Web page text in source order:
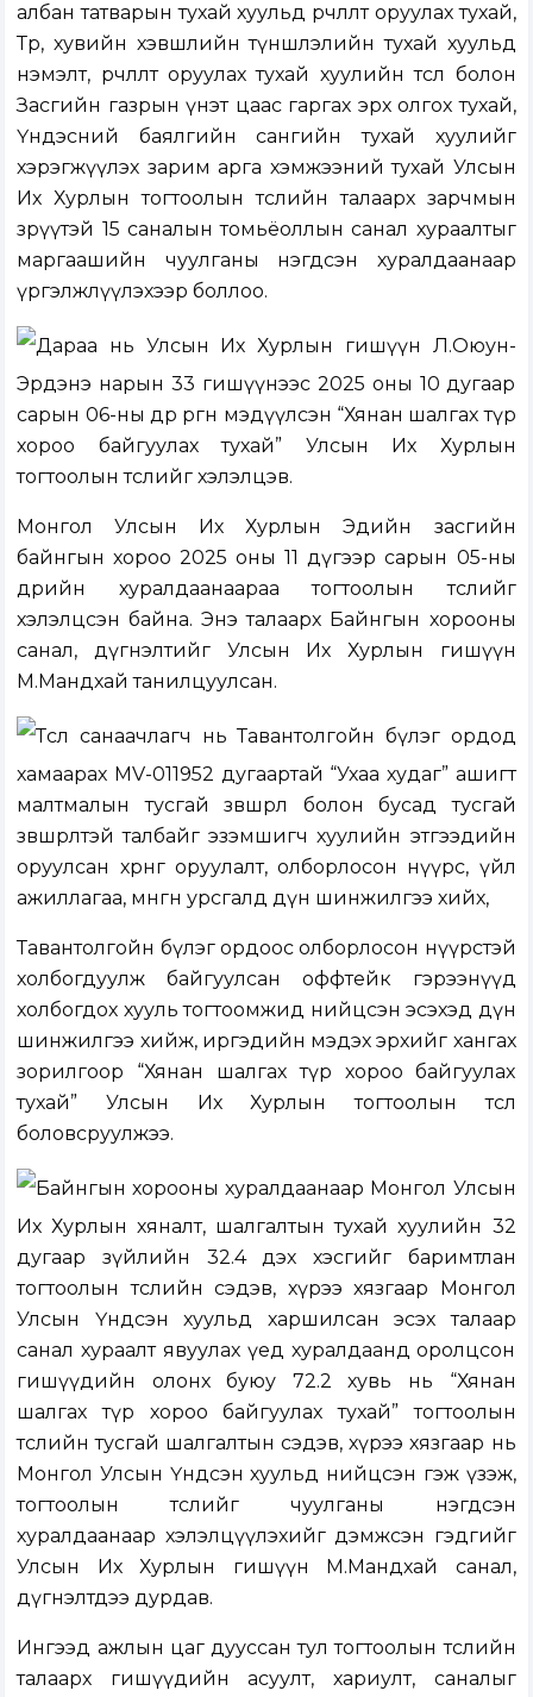
албан татварын тухай хуульд өөрчлөлт оруулах тухай,
Төр, хувийн хэвшлийн түншлэлийн тухай хуульд
нэмэлт, өөрчлөлт оруулах тухай хуулийн төсөл болон
Засгийн газрын үнэт цаас гаргах эрх олгох тухай,
Үндэсний баялгийн сангийн тухай хуулийг
хэрэгжүүлэх зарим арга хэмжээний тухай Улсын
Их Хурлын тогтоолын төслийн талаарх зарчмын
зөрүүтэй 15 саналын томьёоллын санал хураалтыг
маргаашийн чуулганы нэгдсэн хуралдаанаар
үргэлжлүүлэхээр боллоо.
Дараа нь Улсын Их Хурлын гишүүн Л.Оюун-
Эрдэнэ нарын 33 гишүүнээс 2025 оны 10 дугаар
сарын 06-ны өдөр өргөн мэдүүлсэн “Хянан шалгах түр
хороо байгуулах тухай” Улсын Их Хурлын
тогтоолын төслийг хэлэлцэв.
Монгол Улсын Их Хурлын Эдийн засгийн
байнгын хороо 2025 оны 11 дүгээр сарын 05-ны
өдрийн хуралдаанаараа тогтоолын төслийг
хэлэлцсэн байна. Энэ талаарх Байнгын хорооны
санал, дүгнэлтийг Улсын Их Хурлын гишүүн
М.Мандхай танилцуулсан.
Төсөл санаачлагч нь Тавантолгойн бүлэг ордод
хамаарах MV-011952 дугаартай “Ухаа худаг” ашигт
малтмалын тусгай зөвшөөрөл болон бусад тусгай
зөвшөөрөлтэй талбайг эзэмшигч хуулийн этгээдийн
оруулсан хөрөнгө оруулалт, олборлосон нүүрс, үйл
ажиллагаа, мөнгөн урсгалд дүн шинжилгээ хийх,
Тавантолгойн бүлэг ордоос олборлосон нүүрстэй
холбогдуулж байгуулсан оффтейк гэрээнүүд
холбогдох хууль тогтоомжид нийцсэн эсэхэд дүн
шинжилгээ хийж, иргэдийн мэдэх эрхийг хангах
зорилгоор “Хянан шалгах түр хороо байгуулах
тухай” Улсын Их Хурлын тогтоолын төсөл
боловсруулжээ.
Байнгын хорооны хуралдаанаар Монгол Улсын
Их Хурлын хяналт, шалгалтын тухай хуулийн 32
дугаар зүйлийн 32.4 дэх хэсгийг баримтлан
тогтоолын төслийн сэдэв, хүрээ хязгаар Монгол
Улсын Үндсэн хуульд харшилсан эсэх талаар
санал хураалт явуулах үед хуралдаанд оролцсон
гишүүдийн олонх буюу 72.2 хувь нь “Хянан
шалгах түр хороо байгуулах тухай” тогтоолын
төслийн тусгай шалгалтын сэдэв, хүрээ хязгаар нь
Монгол Улсын Үндсэн хуульд нийцсэн гэж үзэж,
тогтоолын төслийг чуулганы нэгдсэн
хуралдаанаар хэлэлцүүлэхийг дэмжсэн гэдгийг
Улсын Их Хурлын гишүүн М.Мандхай санал,
дүгнэлтдээ дурдав.
Ингээд ажлын цаг дууссан тул тогтоолын төслийн
талаарх гишүүдийн асуулт, хариулт, саналыг